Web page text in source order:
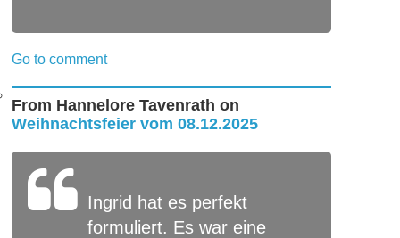
Go to comment
From Hannelore Tavenrath on
Weihnachtsfeier vom 08.12.2025
Ingrid hat es perfekt
formuliert. Es war eine